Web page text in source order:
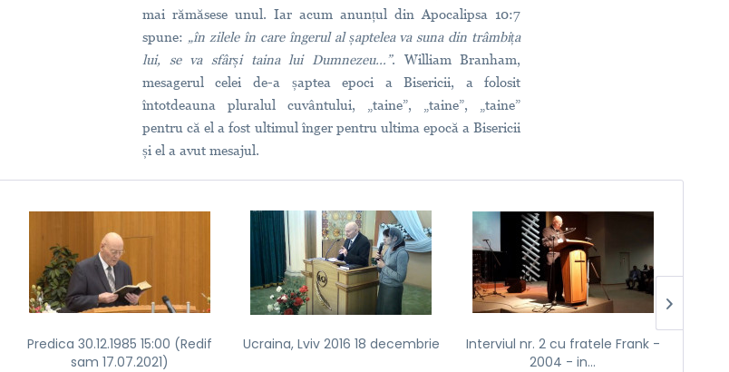
mai rămăsese unul. Iar acum anunțul din Apocalipsa 10:7
spune: „în zilele în care îngerul al șaptelea va suna din trâmbița
lui, se va sfârși taina lui Dumnezeu…”. William Branham,
mesagerul celei de-a șaptea epoci a Bisericii, a folosit
întotdeauna pluralul cuvântului, „taine”, „taine”, „taine”
pentru că el a fost ultimul înger pentru ultima epocă a Bisericii
și el a avut mesajul.
Predica 30.12.1985 15:00 (Redif
sam 17.07.2021)
Ucraina, Lviv 2016 18 decembrie
Interviul nr. 2 cu fratele Frank -
2004 - in...